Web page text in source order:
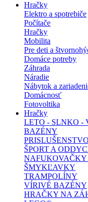
Hračky
Elektro a spotrebiče
Počítače
Hračky
Mobilita
Pre deti a
Domáce potreby
Záhrada
Náradie
Nábytok a
Domácnosť
Fotovoltika
Hračky
LETO - SLNKO -
BAZÉNY
ŠPORT A
ŠMYKĽAVKY
TRAMPOLÍNY
VÍRIVÉ BAZÉNY
HRAČKY NA